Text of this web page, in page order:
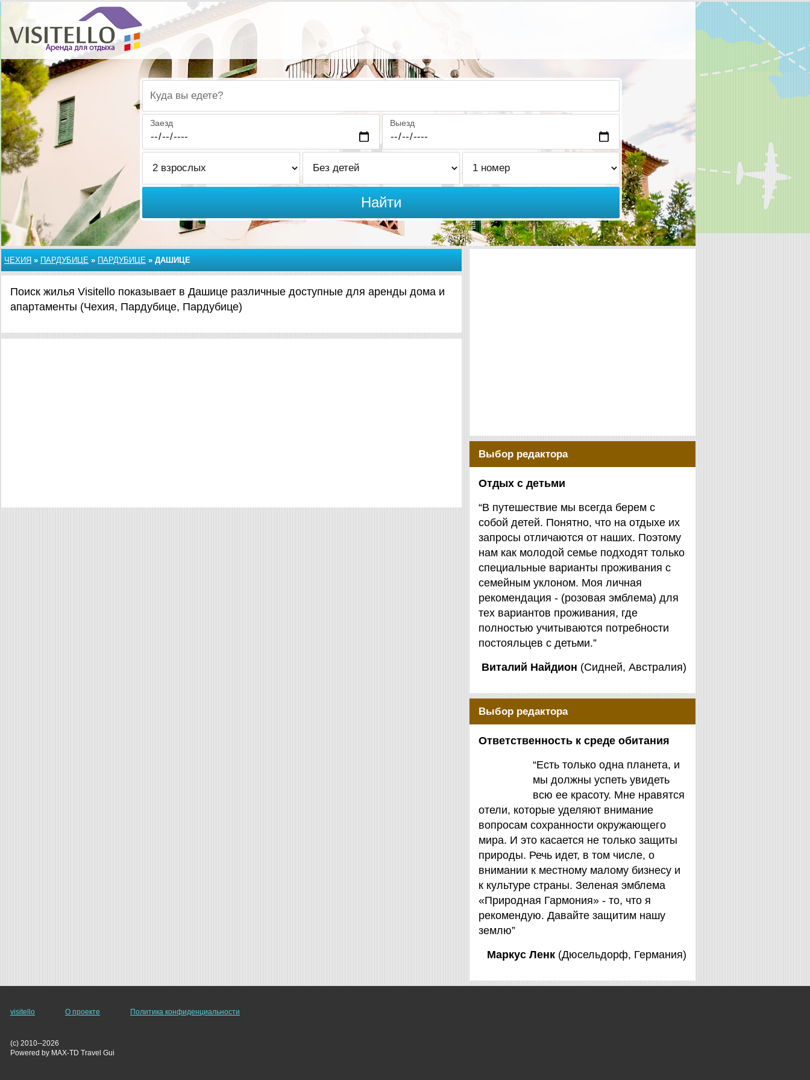
Куда вы едете?
Заезд Выезд
Найти
ЧЕХИЯ » ПАРДУБИЦЕ » ПАРДУБИЦЕ » ДАШИЦЕ
Поиск жилья Visitello показывает в Дашице различные доступные для аренды дома и
апартаменты (Чехия, Пардубице, Пардубице)
Выбор редактора
Отдых с детьми
“В путешествие мы всегда берем с
собой детей. Понятно, что на отдыхе их
запросы отличаются от наших. Поэтому
нам как молодой семье подходят только
специальные варианты проживания с
семейным уклоном. Моя личная
рекомендация - (розовая эмблема) для
тех вариантов проживания, где
полностью учитываются потребности
постояльцев с детьми.”
Виталий Найдион (Сидней, Австралия)
Выбор редактора
Ответственность к среде обитания
“Есть только одна планета, и
мы должны успеть увидеть
всю ее красоту. Мне нравятся
отели, которые уделяют внимание
вопросам сохранности окружающего
мира. И это касается не только защиты
природы. Речь идет, в том числе, о
внимании к местному малому бизнесу и
к культуре страны. Зеленая эмблема
«Природная Гармония» - то, что я
рекомендую. Давайте защитим нашу
землю”
Маркус Ленк (Дюсельдорф, Германия)
visitello О проекте Политика конфиденциальности
(c) 2010--2026
Powered by MAX-TD Travel Gui